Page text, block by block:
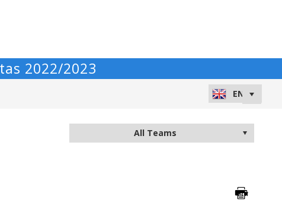
2022/2023